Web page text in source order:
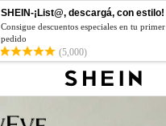
SHEIN-¡List@, descargá, con estilo!
Consigue descuentos especiales en tu primer
pedido
(5,000)